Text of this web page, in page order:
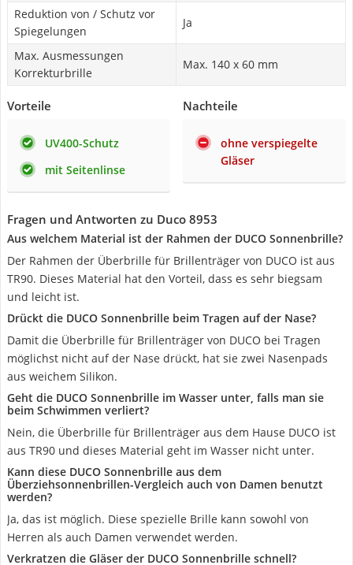
Reduktion von / Schutz vor
Spiegelungen
Ja
Max. Ausmessungen
Korrekturbrille
Max. 140 x 60 mm
Vorteile
UV400-Schutz
mit Seitenlinse
Nachteile
ohne verspiegelte
Gläser
Fragen und Antworten zu Duco 8953
Aus welchem Material ist der Rahmen der DUCO Sonnenbrille?
Der Rahmen der Überbrille für Brillenträger von DUCO ist aus
TR90. Dieses Material hat den Vorteil, dass es sehr biegsam
und leicht ist.
Drückt die DUCO Sonnenbrille beim Tragen auf der Nase?
Damit die Überbrille für Brillenträger von DUCO bei Tragen
möglichst nicht auf der Nase drückt, hat sie zwei Nasenpads
aus weichem Silikon.
Geht die DUCO Sonnenbrille im Wasser unter, falls man sie
beim Schwimmen verliert?
Nein, die Überbrille für Brillenträger aus dem Hause DUCO ist
aus TR90 und dieses Material geht im Wasser nicht unter.
Kann diese DUCO Sonnenbrille aus dem
Überziehsonnenbrillen-Vergleich auch von Damen benutzt
werden?
Ja, das ist möglich. Diese spezielle Brille kann sowohl von
Herren als auch Damen verwendet werden.
Verkratzen die Gläser der DUCO Sonnenbrille schnell?